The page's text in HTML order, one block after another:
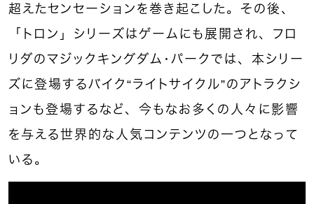
超えたセンセーションを巻き起こした。その後、
「トロン」シリーズはゲームにも展開され、フロ
リダのマジックキングダム・パークでは、本シリー
ズに登場するバイク“ライトサイクル”のアトラクシ
ョンも登場するなど、今もなお多くの人々に影響
を与える世界的な人気コンテンツの一つとなって
いる。